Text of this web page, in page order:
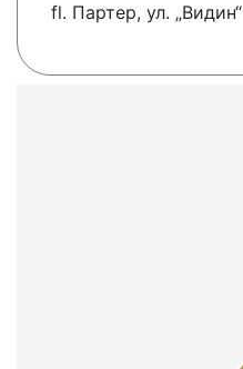
fl. Партер, ул. „Видин“